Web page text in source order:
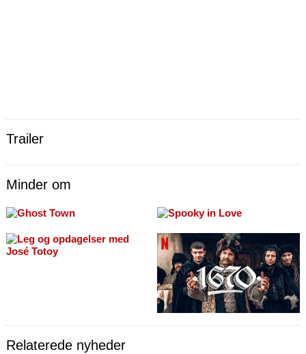
Trailer
Minder om
Relaterede nyheder